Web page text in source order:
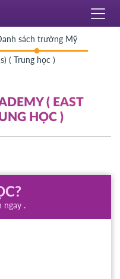
sách trường Mỹ
( Trung học )
( EAST
HỌC )
ngay .